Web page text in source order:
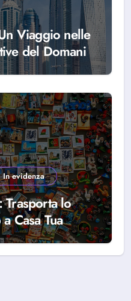
Viaggio nelle
del Domani
In evidenza
Trasporta lo
Casa Tua